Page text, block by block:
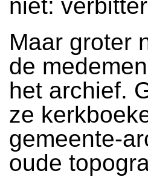
niet:
Maar groter
de
het archief.
ze
gemeente-
oude